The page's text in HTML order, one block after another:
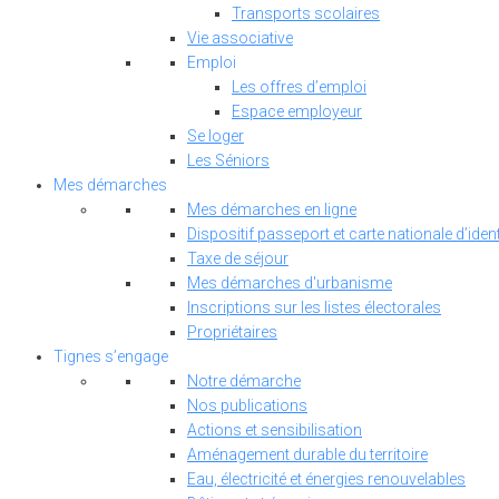
Transports scolaires
Vie associative
Emploi
Les offres d’emploi
Espace employeur
Se loger
Les Séniors
Mes démarches
Mes démarches en ligne
Dispositif passeport et carte nationale
Taxe de séjour
Mes démarches d'urbanisme
Inscriptions sur les listes électorales
Propriétaires
Tignes s’engage
Notre démarche
Nos publications
Actions et sensibilisation
Aménagement durable du territoire
Eau, électricité et énergies renouvelables